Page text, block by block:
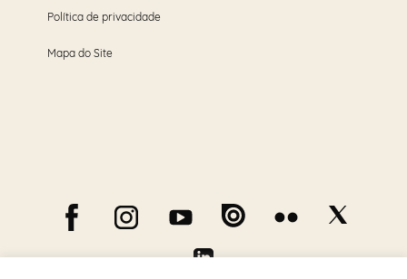
Política de privacidade
Mapa do Site